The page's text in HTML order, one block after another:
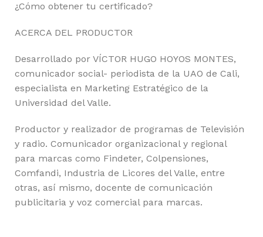
¿Cómo obtener tu certificado?
ACERCA DEL PRODUCTOR
Desarrollado por VÍCTOR HUGO HOYOS MONTES,
comunicador social- periodista de la UAO de Cali,
especialista en Marketing Estratégico de la
Universidad del Valle.
Productor y realizador de programas de Televisión
y radio. Comunicador organizacional y regional
para marcas como Findeter, Colpensiones,
Comfandi, Industria de Licores del Valle, entre
otras, así mismo, docente de comunicación
publicitaria y voz comercial para marcas.